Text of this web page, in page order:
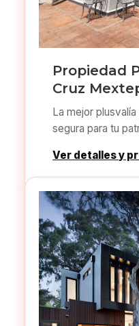
Propiedad
Cruz
La mejor
segura para tu
Ver detalles y